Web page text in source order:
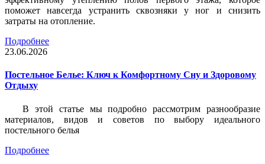
поможет навсегда устранить сквозняки у ног и снизить
затраты на отопление.
Подробнее
23.06.2026
Постельное Белье: Ключ к Комфортному Сну и Здоровому
Отдыху
В этой статье мы подробно рассмотрим разнообразие
материалов, видов и советов по выбору идеального
постельного белья
Подробнее